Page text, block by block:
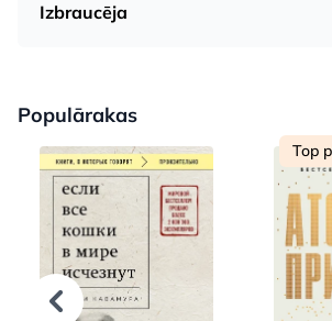
Izbraucēja
Populārakas
Top